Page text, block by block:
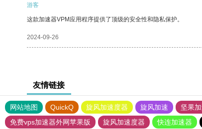
游客
这款加速器VPM应用程序提供了顶级的安全性和隐私保护。
2024-09-26
友情链接
网站地图 QuickQ 旋风加速度器 旋风加速 坚果
免费vps加速器外网苹果版
旋风加速度器 快连加速器